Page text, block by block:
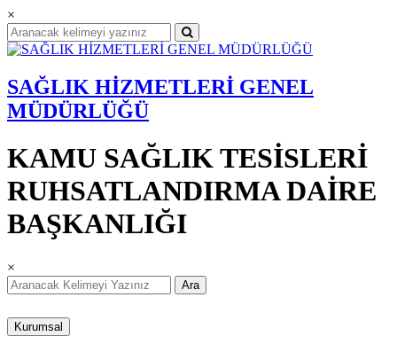
×
SAĞLIK HİZMETLERİ GENEL
MÜDÜRLÜĞÜ
KAMU SAĞLIK TESİSLERİ
RUHSATLANDIRMA DAİRE
BAŞKANLIĞI
×
Ara
Kurumsal